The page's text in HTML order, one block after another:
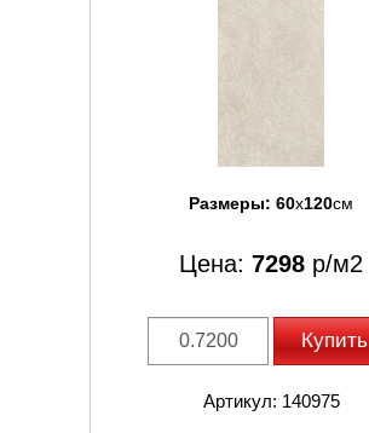
Размеры: 60x120см
Цена: 7298 р/м2
Купить
Артикул: 140975